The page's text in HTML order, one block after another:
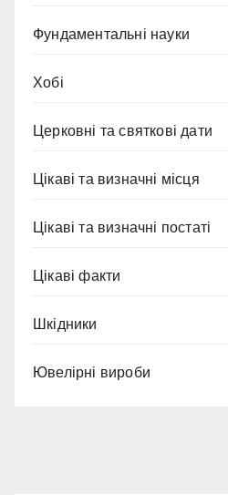
Фундаментальні науки
Хобі
Церковні та святкові дати
Цікаві та визначні місця
Цікаві та визначні постаті
Цікаві факти
Шкідники
Ювелірні вироби